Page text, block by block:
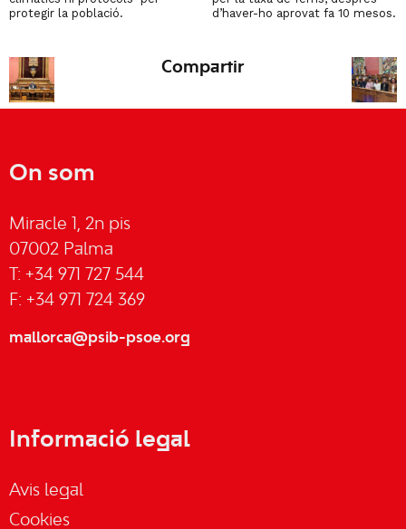
protegir la població.
d’haver-ho aprovat fa 10 mesos.
Compartir
On som
Miracle 1, 2n pis
07002 Palma
T: +34 971 727 544
F: +34 971 724 369
mallorca@psib-psoe.org
Informació legal
Avis legal
Cookies